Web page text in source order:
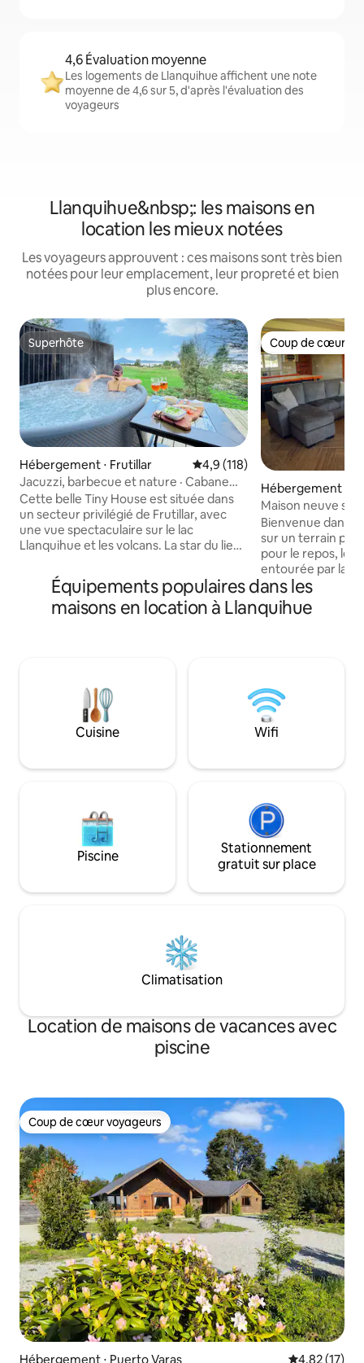
4,6 Évaluation moyenne
Les logements de Llanquihue affichent une note
moyenne de 4,6 sur 5, d'après l'évaluation des
voyageurs
Llanquihue&nbsp;: les maisons en
location les mieux notées
Les voyageurs approuvent : ces maisons sont très bien
notées pour leur emplacement, leur propreté et bien
plus encore.
Superhôte
Superhôte
Hébergement ⋅ Frutillar Évaluation moyenne sur la
4,9 (118)
Jacuzzi, barbecue et nature · Cabane
avec vue
Cette belle Tiny House est située dans
un secteur privilégié de Frutillar, avec
une vue spectaculaire sur le lac
Llanquihue et les volcans. La star du lieu
avec les meilleures vues que l'on puisse
avoir, c'est la fin parfaite pour une
journée de promenade dans cette belle
barbecue au charbon de bois, d'une
télévision avec Direct TV et d'une
connexion Wi-Fi.
Coup de cœur
Coup de cœur
Hébergement ⋅
Maison neuve sur
total+nature
Bienvenue dans
sur un terrain
pour le repos, le
entourée par la
La maison est
spacieuse et
déconnecter du
stratégique à
Puerto Varas, 20
25 minutes de
Équipements populaires dans les
maisons en location à Llanquihue
Cuisine Wifi
Piscine
Stationnement
gratuit sur place
Climatisation
Location de maisons de vacances avec
piscine
Coup de cœur voyageurs
Coup de cœur voyageurs
Hébergement ⋅ Puerto Varas Évaluation
4,82 (17)